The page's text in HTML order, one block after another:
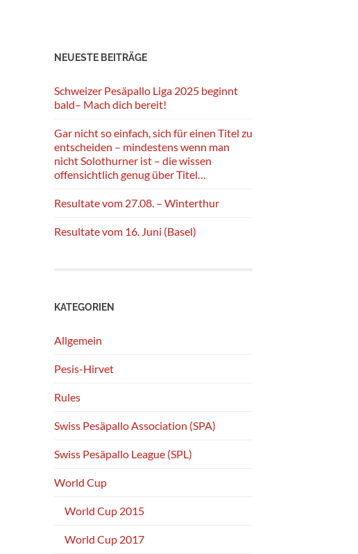
NEUESTE BEITRÄGE
Schweizer Pesäpallo Liga 2025 beginnt
bald– Mach dich bereit!
Gar nicht so einfach, sich für einen Titel zu
entscheiden – mindestens wenn man
nicht Solothurner ist – die wissen
offensichtlich genug über Titel…
Resultate vom 27.08. – Winterthur
Resultate vom 16. Juni (Basel)
KATEGORIEN
Allgemein
Pesis-Hirvet
Rules
Swiss Pesäpallo Association (SPA)
Swiss Pesäpallo League (SPL)
World Cup
World Cup 2015
World Cup 2017